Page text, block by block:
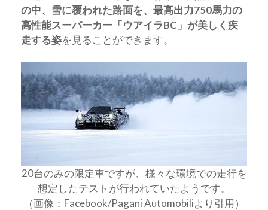
の中、雪に覆われた路面を、最高出力750馬力の
高性能スーパーカー「ウアイラBC」が美しく疾
走する姿を見ることができます。
20台のみの限定車ですが、様々な環境での走行を
想定したテストが行われていたようです。
（画像：Facebook/Pagani Automobiliより引用）